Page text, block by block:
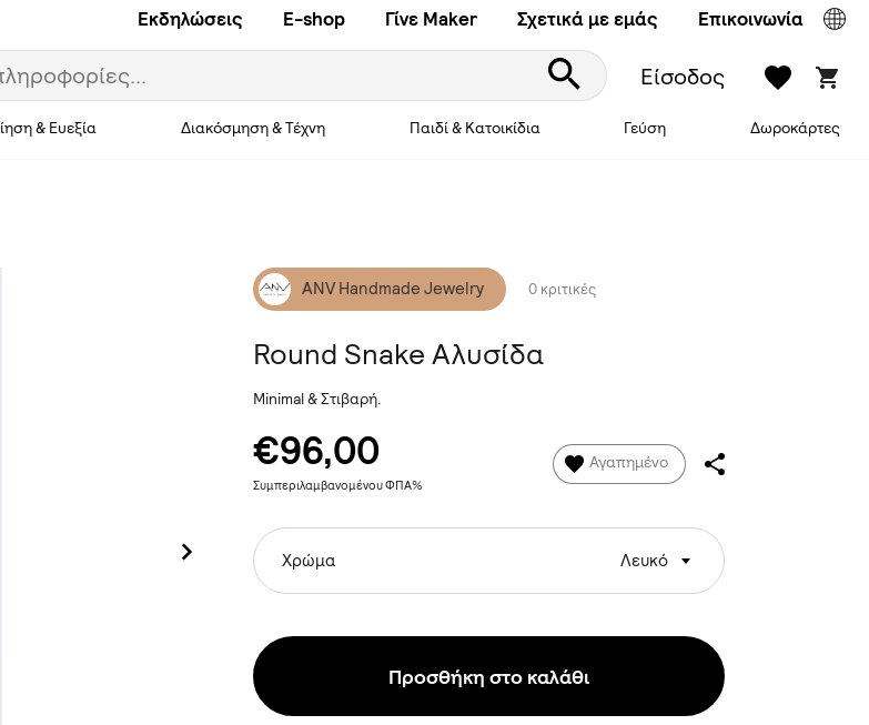
Εκδηλώσεις E-shop Γίνε Maker Σχετικά με εμάς Επικοινωνία
Είσοδος
& Ευεξία Διακόσμηση & Τέχνη Παιδί & Κατοικίδια Γεύση Δωροκάρτες
ANV Handmade Jewelry 0 κριτικές
Round Snake Αλυσίδα
Minimal & Στιβαρή.
€96,00
Συμπεριλαμβανομένου ΦΠΑ%
Αγαπημένο
Χρώμα Λευκό
Προσθήκη στο καλάθι